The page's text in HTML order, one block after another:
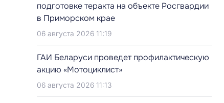
подготовке теракта на объекте Росгвардии
в Приморском крае
06 августа 2026 11:19
ГАИ Беларуси проведет профилактическую
акцию «Мотоциклист»
06 августа 2026 11:13